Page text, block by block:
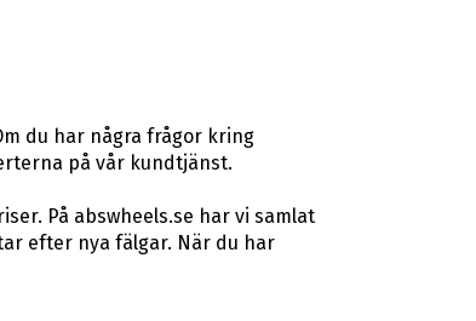
du har några frågor kring
på vår kundtjänst.
På abswheels.se har vi samlat
efter nya fälgar. När du har